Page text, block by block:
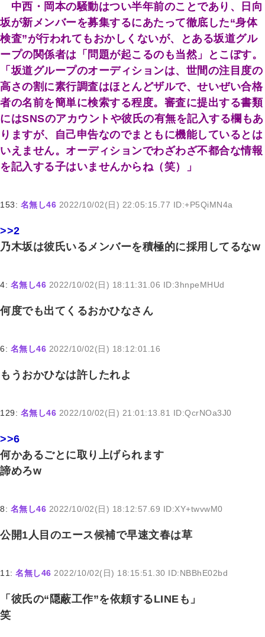
中西・岡本の騒動はつい半年前のことであり、日向
坂が新メンバーを募集するにあたって徹底した“身体
検査”が行われてもおかしくないが、とある坂道グル
ープの関係者は「問題が起こるのも当然」とこぼす。
「坂道グループのオーディションは、世間の注目度の
高さの割に素行調査はほとんどザルで、せいぜい合格
者の名前を簡単に検索する程度。審査に提出する書類
にはSNSのアカウントや彼氏の有無を記入する欄もあ
りますが、自己申告なのでまともに機能しているとは
いえません。オーディションでわざわざ不都合な情報
を記入する子はいませんからね（笑）」
153: 名無し46 2022/10/02(日) 22:05:15.77 ID:+P5QiMN4a
>>2
乃木坂は彼氏いるメンバーを積極的に採用してるなw
4: 名無し46 2022/10/02(日) 18:11:31.06 ID:3hnpeMHUd
何度でも出てくるおかひなさん
6: 名無し46 2022/10/02(日) 18:12:01.16
もうおかひなは許したれよ
129: 名無し46 2022/10/02(日) 21:01:13.81 ID:QcrNOa3J0
>>6
何かあるごとに取り上げられます
諦めろw
8: 名無し46 2022/10/02(日) 18:12:57.69 ID:XY+twvwM0
公開1人目のエース候補で早速文春は草
11: 名無し46 2022/10/02(日) 18:15:51.30 ID:NBBhE02bd
「彼氏の“隠蔽工作”を依頼するLINEも」
笑